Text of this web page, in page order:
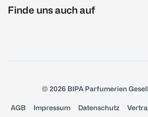
Finde uns auch auf
© 2026 BIPA Parfumerien
AGB Impressum Datenschutz